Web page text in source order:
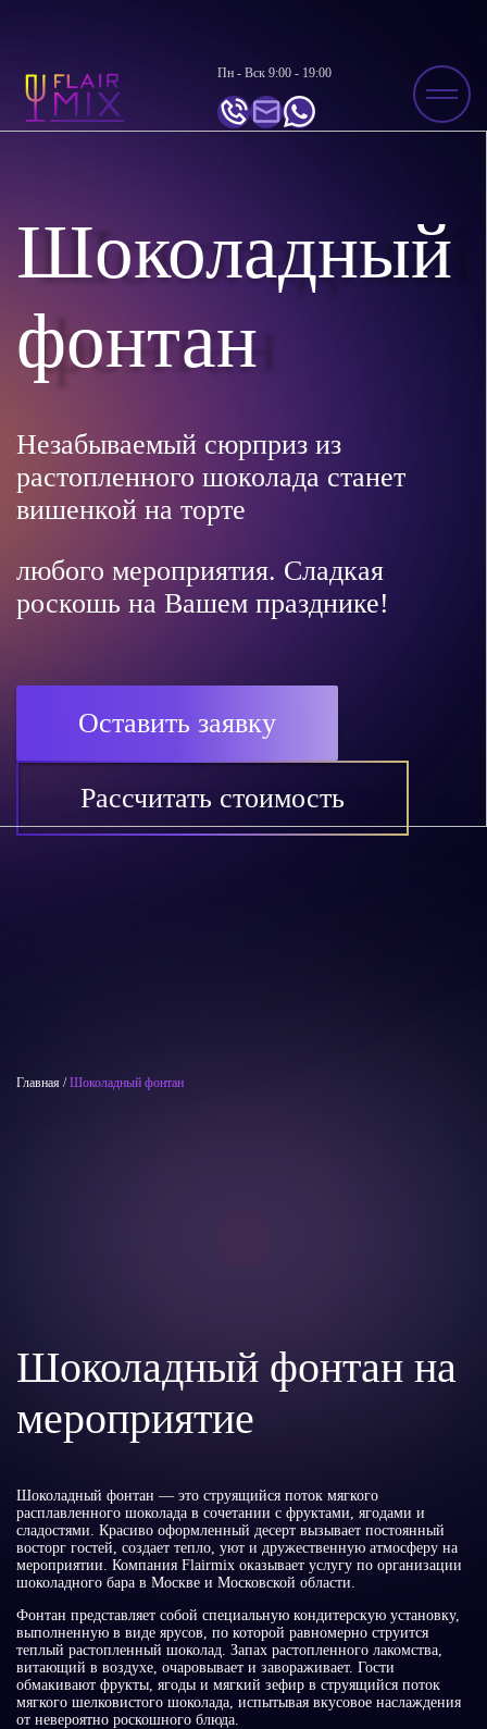
Пн - Вск 9:00 - 19:00
Шоколадный
фонтан
Незабываемый сюрприз из
растопленного шоколада станет
вишенкой на торте
любого мероприятия. Сладкая
роскошь на Вашем празднике!
Оставить заявку
Рассчитать стоимость
Главная /Шоколадный фонтан
Шоколадный фонтан на
мероприятие
Шоколадный фонтан — это струящийся поток мягкого
расплавленного шоколада в сочетании с фруктами, ягодами и
сладостями. Красиво оформленный десерт вызывает постоянный
восторг гостей, создает тепло, уют и дружественную атмосферу на
мероприятии. Компания Flairmix оказывает услугу по организации
шоколадного бара в Москве и Московской области.
Фонтан представляет собой специальную кондитерскую установку,
выполненную в виде ярусов, по которой равномерно струится
теплый растопленный шоколад. Запах растопленного лакомства,
витающий в воздухе, очаровывает и завораживает. Гости
обмакивают фрукты, ягоды и мягкий зефир в струящийся поток
мягкого шелковистого шоколада, испытывая вкусовое наслаждения
от невероятно роскошного блюда.